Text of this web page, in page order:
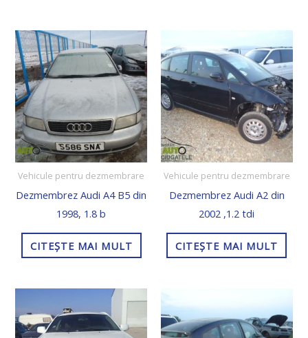
Vehicule pentru dezmembrare
Dezmembrez Audi A4 B5 din
1998, 1.8 b
CITEȘTE MAI MULT
Vehicule pentru dezmembrare
Dezmembrez Audi A2 din
2002 ,1.2 tdi
CITEȘTE MAI MULT